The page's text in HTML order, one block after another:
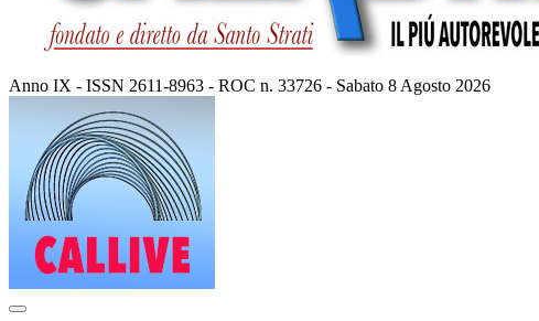
Anno IX - ISSN 2611-8963 - ROC n. 33726 - Sabato 8 Agosto 2026